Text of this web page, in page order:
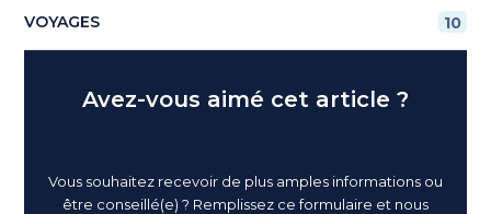
VOYAGES 10
Avez-vous aimé cet article ?
Vous souhaitez recevoir de plus amples informations ou
être conseillé(e) ? Remplissez ce formulaire et nous